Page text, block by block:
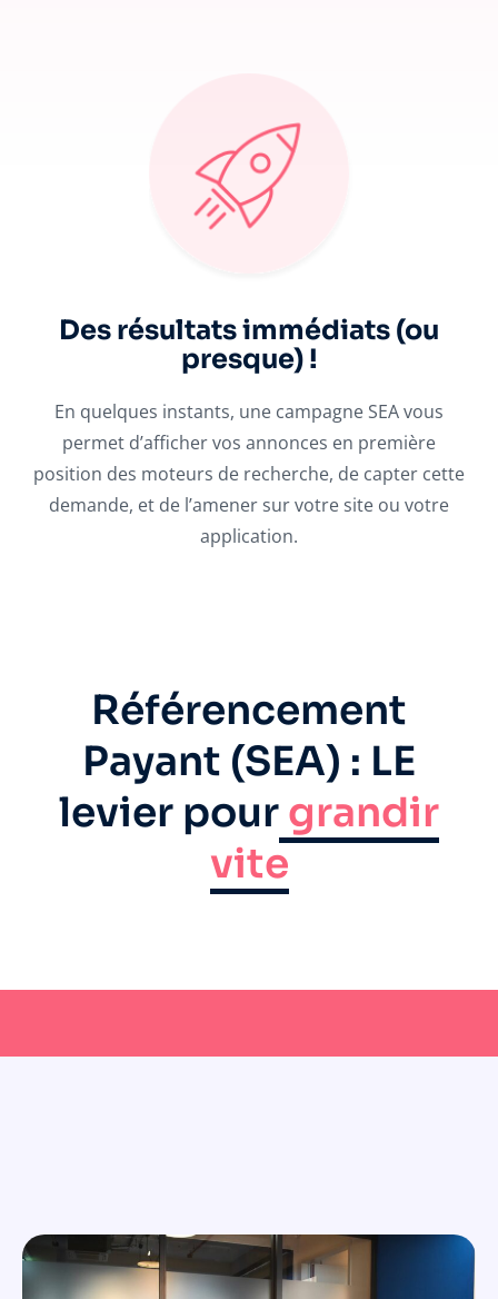
Des résultats immédiats (ou
presque) !
En quelques instants, une campagne SEA vous
permet d’afficher vos annonces en première
position des moteurs de recherche, de capter cette
demande, et de l’amener sur votre site ou votre
application.
Référencement
Payant (SEA) : LE
levier pour grandir
vite